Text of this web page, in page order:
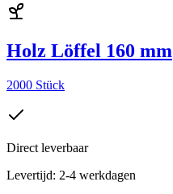
Holz Löffel 160 mm
2000 Stück
Direct leverbaar
Levertijd: 2-4 werkdagen